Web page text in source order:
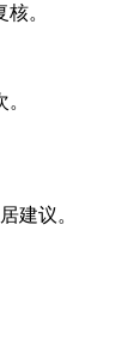
。
建议。